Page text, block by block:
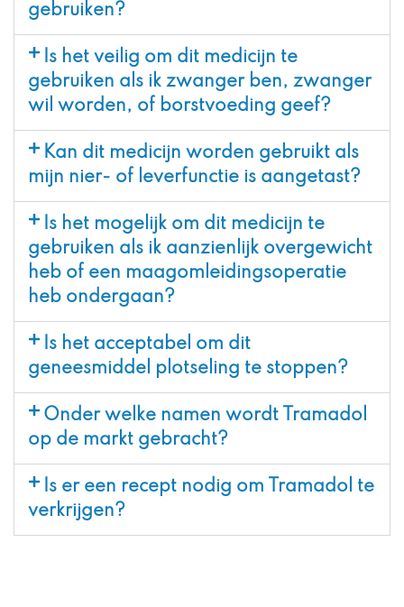
gebruiken?
Is het veilig om dit medicijn te
gebruiken als ik zwanger ben, zwanger
wil worden, of borstvoeding geef?
Kan dit medicijn worden gebruikt als
mijn nier- of leverfunctie is aangetast?
Is het mogelijk om dit medicijn te
gebruiken als ik aanzienlijk overgewicht
heb of een maagomleidingsoperatie
heb ondergaan?
Is het acceptabel om dit
geneesmiddel plotseling te stoppen?
Onder welke namen wordt Tramadol
op de markt gebracht?
Is er een recept nodig om Tramadol te
verkrijgen?